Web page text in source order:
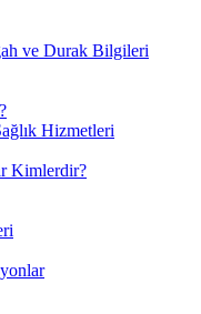
ve Durak Bilgileri
Hizmetleri
Kimlerdir?